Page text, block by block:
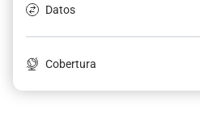
Datos
Cobertura